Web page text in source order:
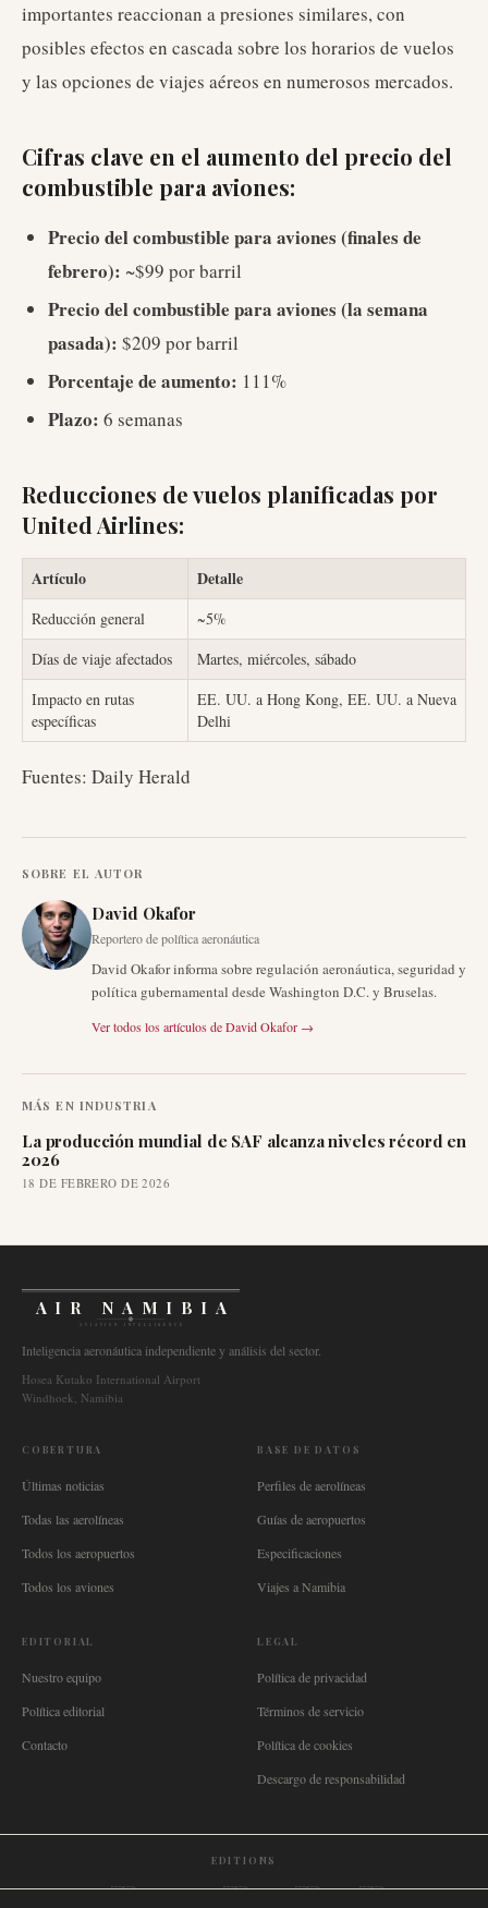
importantes reaccionan a presiones similares, con
posibles efectos en cascada sobre los horarios de vuelos
y las opciones de viajes aéreos en numerosos mercados.
Cifras clave en el aumento del precio del
combustible para aviones:
Precio del combustible para aviones (finales de
febrero): ~$99 por barril
Precio del combustible para aviones (la semana
pasada): $209 por barril
Porcentaje de aumento: 111%
Plazo: 6 semanas
Reducciones de vuelos planificadas por
United Airlines:
Artículo Detalle
Reducción general
~5%
Días de viaje afectados
Martes, miércoles, sábado
Impacto en rutas
específicas
EE. UU. a Hong Kong, EE. UU. a Nueva
Delhi
Fuentes: Daily Herald
SOBRE EL AUTOR
David Okafor
Reportero de política aeronáutica
David Okafor informa sobre regulación aeronáutica, seguridad y
política gubernamental desde Washington D.C. y Bruselas.
Ver todos los artículos deDavid Okafor →
MÁS EN INDUSTRIA
La producción mundial de SAF alcanza niveles récord en
2026
18 DE FEBRERO DE 2026
AIR NAMIBIA
AVIATION INTELLIGENCE
Inteligencia aeronáutica independiente y análisis del sector.
Hosea Kutako International Airport
Windhoek, Namibia
COBERTURA
Últimas noticias
Todas las aerolíneas
Todos los aeropuertos
Todos los aviones
BASE DE DATOS
Perfiles de aerolíneas
Guías de aeropuertos
Especificaciones
Viajes a Namibia
EDITORIAL
Nuestro equipo
Política editorial
Contacto
LEGAL
Política de privacidad
Términos de servicio
Política de cookies
Descargo de responsabilidad
EDITIONS
🌐 International🇬🇧 United Kingdom🇦🇺 Australia🇨🇦 Canada🇳🇿 New Zealand